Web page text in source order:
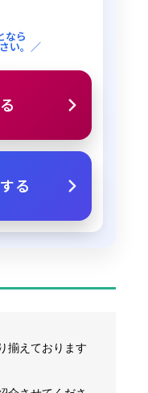
なら
い。／
る
揃えております